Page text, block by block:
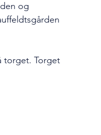
og
torget. Torget